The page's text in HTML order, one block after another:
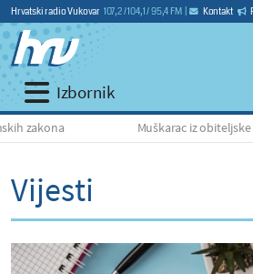
Hrvatski radio Vukovar 107,2 / 104,1 / 95,4 FM Kontakt
Izbornik
Muškarac iz obiteljske kuće u
Vijesti